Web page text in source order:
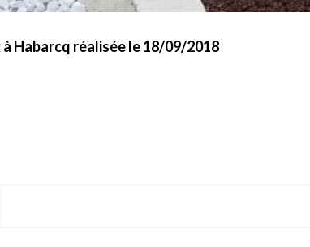
Habarcq réalisée le 18/09/2018